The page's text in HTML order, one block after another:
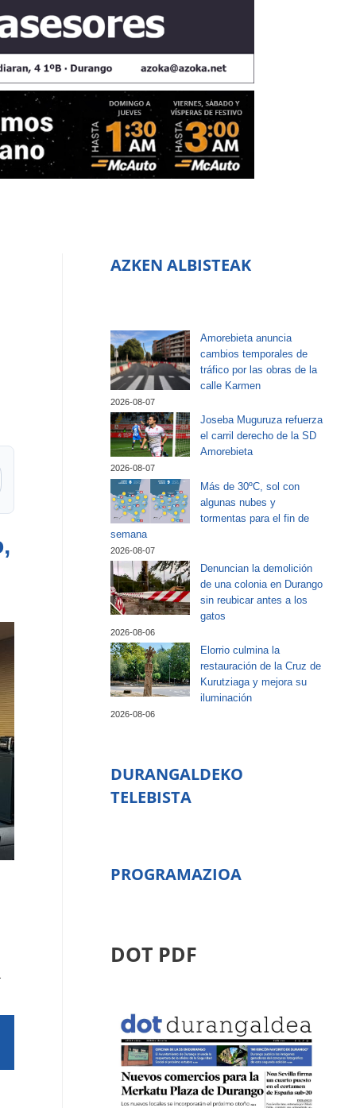
AZKEN ALBISTEAK
Amorebieta anuncia
cambios temporales de
tráfico por las obras de la
calle Karmen
2026-08-07
Joseba Muguruza refuerza
el carril derecho de la SD
Amorebieta
2026-08-07
Más de 30ºC, sol con
algunas nubes y
tormentas para el fin de
semana
2026-08-07
Denuncian la demolición
de una colonia en Durango
sin reubicar antes a los
gatos
2026-08-06
Elorrio culmina la
restauración de la Cruz de
Kurutziaga y mejora su
iluminación
2026-08-06
DURANGALDEKO
TELEBISTA
PROGRAMAZIOA
DOT PDF